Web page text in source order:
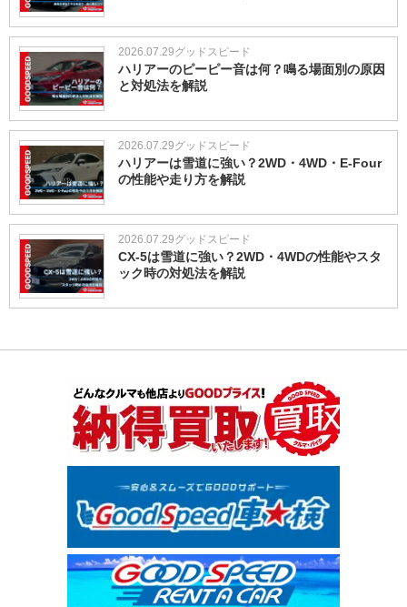
2026.07.29グッドスピード
ハリアーのピーピー音は何？鳴る場面別の原因
と対処法を解説
2026.07.29グッドスピード
ハリアーは雪道に強い？2WD・4WD・E-Four
の性能や走り方を解説
2026.07.29グッドスピード
CX-5は雪道に強い？2WD・4WDの性能やスタ
ック時の対処法を解説